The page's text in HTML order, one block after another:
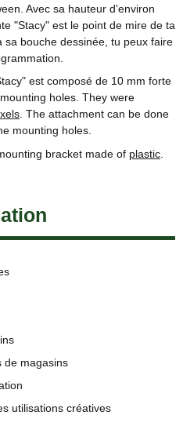
Avec sa hauteur d'environ
"Stacy" est le point de mire de ta
bouche dessinée, tu peux faire
est composé de 10 mm forte
holes. They were
. The attachment can be done
mounting holes.
bracket made of plastic
magasins
utilisations créatives